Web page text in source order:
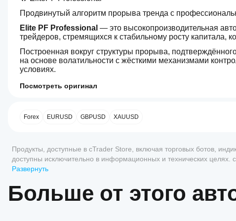
Продвинутый алгоритм прорыва тренда с
Elite PF Professional — это высокопроизводительная
трейдеров, стремящихся к стабильному росту капитала,
Построенная вокруг структуры прорыва,
на основе волатильности с жёсткими механизмами
условиях.
🚀 Основная логика стратегии
фильтра направления тренда 200 EMA
динамической модели риск-вознаграждение
Это сочетание гарантирует, что сделки выполняются
избегая флэтовых и низкокачественных условий.
📊 Ключевые особенности
🔹 Интеллектуальное управление рисками
Посмотреть оригинал
5
50 %
3
0 %
2
0 %
сиБота?
запустите
облачный
или
локальный
сиБота.
приложения
cTrader
поддерживают
сиБотов?
cTrader
Как
протестировать
Forex EURUSD GBPUSD XAUUSD
Продукты, доступные в cTrader Store, включая торговых ботов,
доступны исключительно в информационных и технических
консультации, персональные рекомендации или какие-либо
Развернуть
Больше от этого